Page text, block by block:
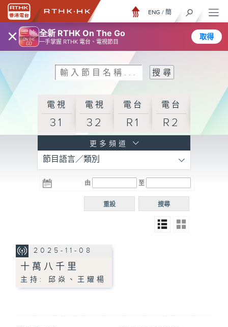
× 全新 RTHK On The Go
一手掌握 RTHK 電台、電視節目
取得
ENG / 簡
電視
31
電視
32
電台
R1
電台
R2
R3
電台 電台
R5
電台
普通
更多頻道
節目語言／類別
由 至
搜尋
重設
2025-11-08
十萬八千里
主持: 邱焱、王耀楊